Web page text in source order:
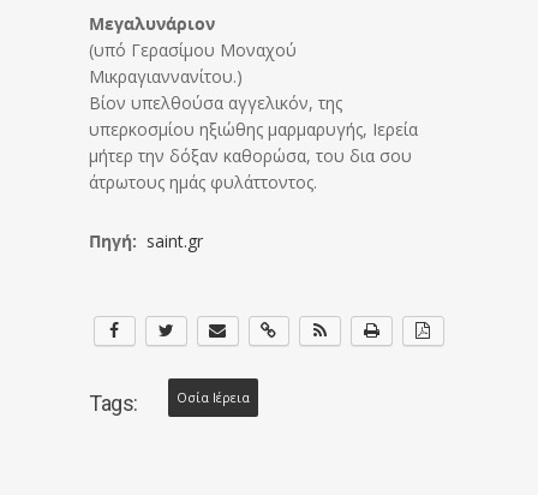
Μεγαλυνάριον
(υπό Γερασίμου Μοναχού
Μικραγιαννανίτου.)
Βίον υπελθούσα αγγελικόν, της
υπερκοσμίου ηξιώθης μαρμαρυγής, Ιερεία
μήτερ την δόξαν καθορώσα, του δια σου
άτρωτους ημάς φυλάττοντος.
Πηγή: saint.gr
Tags: Οσία Ιέρεια